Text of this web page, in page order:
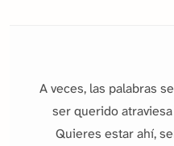
A veces, las palabras
ser querido
Quieres estar ahí,